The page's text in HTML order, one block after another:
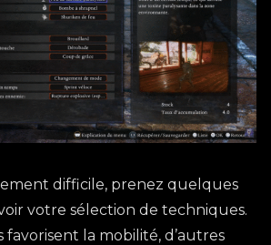
difficile, prenez quelques
votre sélection de techniques.
favorisent la mobilité, d’autres